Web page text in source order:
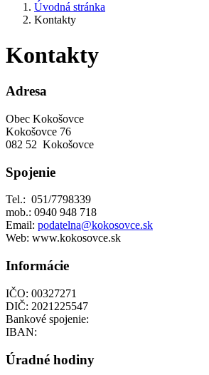
Úvodná stránka
Kontakty
Kontakty
Adresa
Obec Kokošovce
Kokošovce 76
082 52 Kokošovce
Spojenie
Tel.: 051/7798339
mob.: 0940 948 718
Email: podatelna@kokosovce.sk
Web: www.kokosovce.sk
Informácie
IČO: 00327271
DIČ: 2021225547
Bankové spojenie:
IBAN:
Úradné hodiny